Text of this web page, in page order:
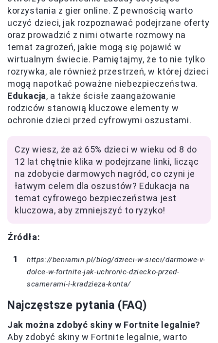
korzystania z gier online. Z pewnością warto
uczyć dzieci, jak rozpoznawać podejrzane oferty
oraz prowadzić z nimi otwarte rozmowy na
temat zagrożeń, jakie mogą się pojawić w
wirtualnym świecie. Pamiętajmy, że to nie tylko
rozrywka, ale również przestrzeń, w której dzieci
mogą napotkać poważne niebezpieczeństwa.
Edukacja, a także ścisłe zaangażowanie
rodziców stanowią kluczowe elementy w
ochronie dzieci przed cyfrowymi oszustami.
Czy wiesz, że aż 65% dzieci w wieku od 8 do
12 lat chętnie klika w podejrzane linki, licząc
na zdobycie darmowych nagród, co czyni je
łatwym celem dla oszustów? Edukacja na
temat cyfrowego bezpieczeństwa jest
kluczowa, aby zmniejszyć to ryzyko!
Źródła:
https://beniamin.pl/blog/dzieci-w-sieci/darmowe-v-
dolce-w-fortnite-jak-uchronic-dziecko-przed-
scamerami-i-kradzieza-konta/
Najczęstsze pytania (FAQ)
Jak można zdobyć skiny w Fortnite legalnie?
Aby zdobyć skiny w Fortnite legalnie, warto